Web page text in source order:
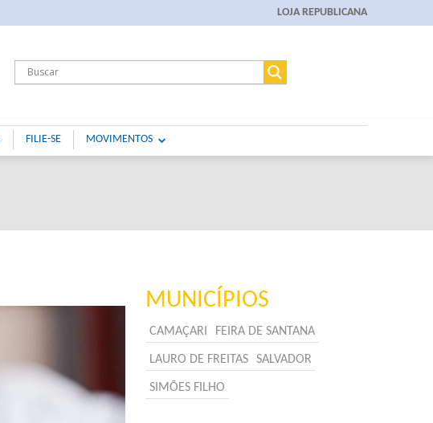
LOJA REPUBLICANA
FILIE-SE MOVIMENTOS
MUNICÍPIOS
CAMAÇARI FEIRA DE SANTANA
LAURO DE FREITAS SALVADOR
SIMÕES FILHO